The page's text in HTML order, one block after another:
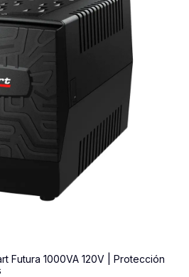
Futura 1000VA 120V | Protección